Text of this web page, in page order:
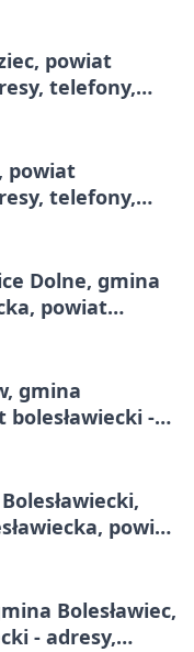
powiat
telefony,
powiat
telefony,
Dolne, gmina
powiat
gmina
bolesławiecki -
powiat
Bolesławiec,
- adresy,